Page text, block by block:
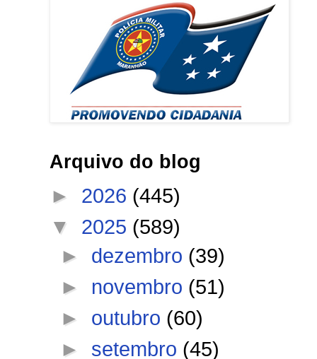
Arquivo do blog
► 2026 (445)
▼ 2025 (589)
► dezembro (39)
► novembro (51)
► outubro (60)
► setembro (45)